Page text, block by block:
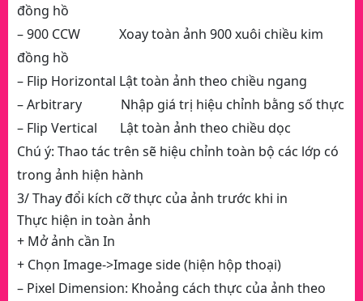
đồng hồ
– 900 CCW Xoay toàn ảnh 900 xuôi chiều kim
đồng hồ
– Flip Horizontal Lật toàn ảnh theo chiều ngang
– Arbitrary Nhập giá trị hiệu chỉnh bằng số thực
– Flip Vertical Lật toàn ảnh theo chiều dọc
Chú ý: Thao tác trên sẽ hiệu chỉnh toàn bộ các lớp có
trong ảnh hiện hành
3/ Thay đổi kích cỡ thực của ảnh trước khi in
Thực hiện in toàn ảnh
+ Mở ảnh cần In
+ Chọn Image->Image side (hiện hộp thoại)
– Pixel Dimension: Khoảng cách thực của ảnh theo